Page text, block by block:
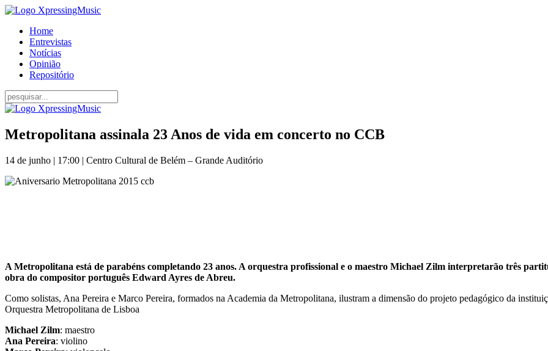
Home
Entrevistas
Notícias
Opinião
Repositório
Metropolitana assinala 23 Anos de vida em concerto no CCB
14 de junho | 17:00 | Centro Cultural de Belém – Grande Auditório
A Metropolitana está de parabéns completando 23 anos. A orquestra profissional e o maestro Michael Zilm interpretarão três
obra do compositor português Edward Ayres de Abreu.
Como solistas, Ana Pereira e Marco Pereira, formados na Academia da Metropolitana, ilustram a dimensão do projeto pedagógico da
Orquestra Metropolitana de Lisboa
Michael Zilm: maestro
Ana Pereira: violino